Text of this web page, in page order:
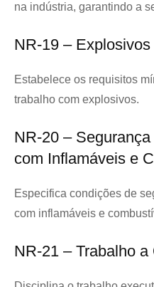
na indústria, garantindo a
NR-19 – Explosivos
Estabelece os requisitos
trabalho com explosivos.
NR-20 –
com Inflamáveis e
Especifica condições de
com inflamáveis e
NR-21 – Trabalho a